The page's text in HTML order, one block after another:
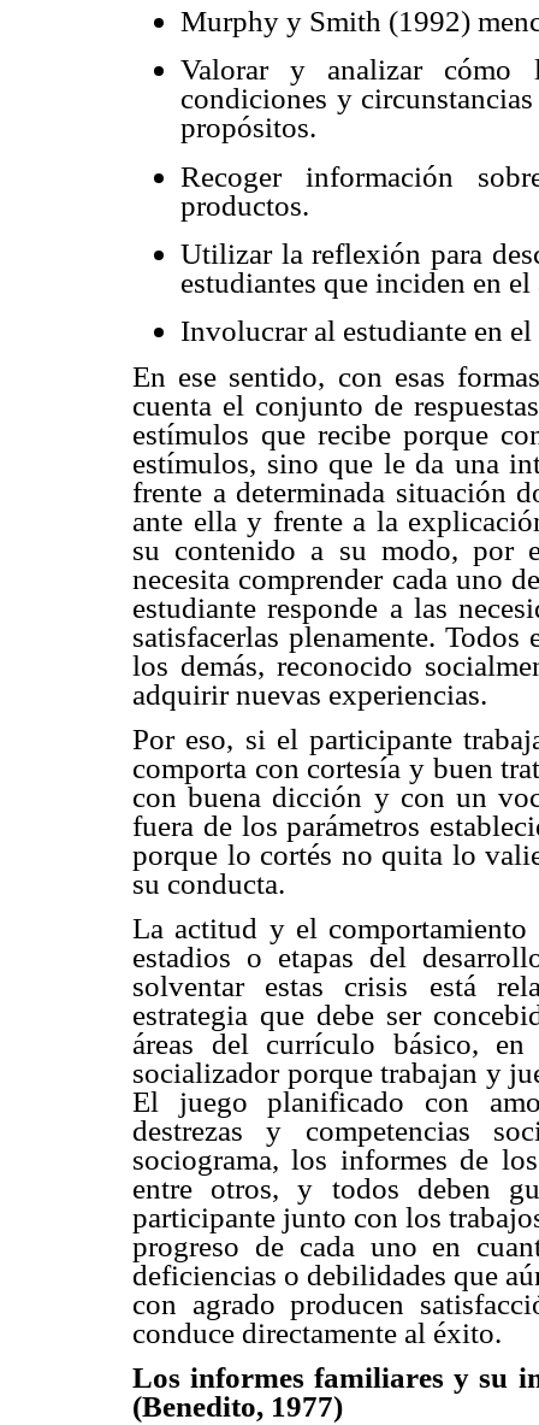
Murphy y Smith (1992)
Valorar y analizar cómo
condiciones y
propósitos.
Recoger información
productos.
Utilizar la reflexión para
estudiantes que inciden en
Involucrar al estudiante en
En ese sentido, con esas
cuenta el conjunto de
estímulos que recibe porque
estímulos, sino que le da una
frente a determinada situación
ante ella y frente a la
su contenido a su modo, por
necesita comprender cada uno
estudiante responde a las
satisfacerlas plenamente.
los demás, reconocido
adquirir nuevas experiencias.
Por eso, si el participante
comporta con cortesía y buen
con buena dicción y con un
fuera de los parámetros
porque lo cortés no quita lo
su conducta.
La actitud y el comportamiento
estadios o etapas del
solventar estas crisis está
estrategia que debe ser
áreas del currículo básico,
socializador porque trabajan y
El juego planificado con
destrezas y competencias
sociograma, los informes de
entre otros, y todos deben
participante junto con los
progreso de cada uno en
deficiencias o debilidades que
con agrado producen
conduce directamente al éxito.
Los informes familiares y su
(Benedito, 1977)